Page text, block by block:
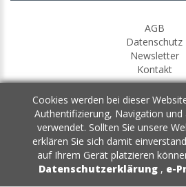
AGB
Datenschutz
Newsletter
Kontakt
Cookies werden bei dieser
Authentifizierung, Navigation und
verwendet. Sollten Sie unsere
erklären Sie sich damit
auf Ihrem Gerät platzieren
Datenschutzerklärung , e-